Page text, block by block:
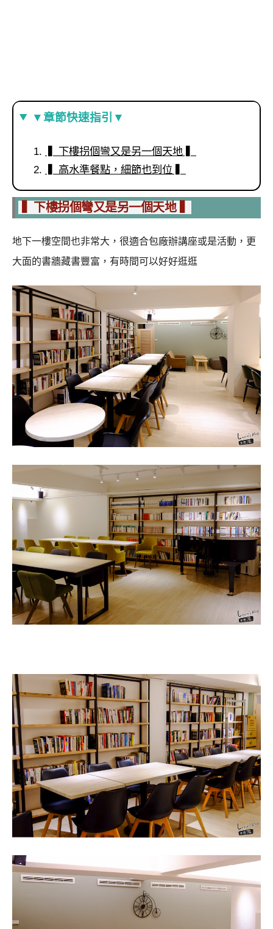
▼章節快速指引▼
▍下樓拐個彎又是另一個天地 ▍
▍高水準餐點，細節也到位 ▍
▍下樓拐個彎又是另一個天地 ▍
地下一樓空間也非常大，很適合包廠辦講座或是活動，更
大面的書牆藏書豐富，有時間可以好好逛逛